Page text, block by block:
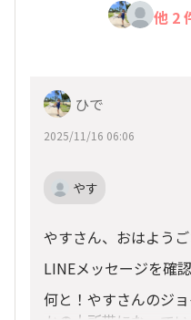
他 2
ひで
2025/11/16 06:06
やす
やすさん、おはようご
LINEメッセージを確
何と！やすさんのジ